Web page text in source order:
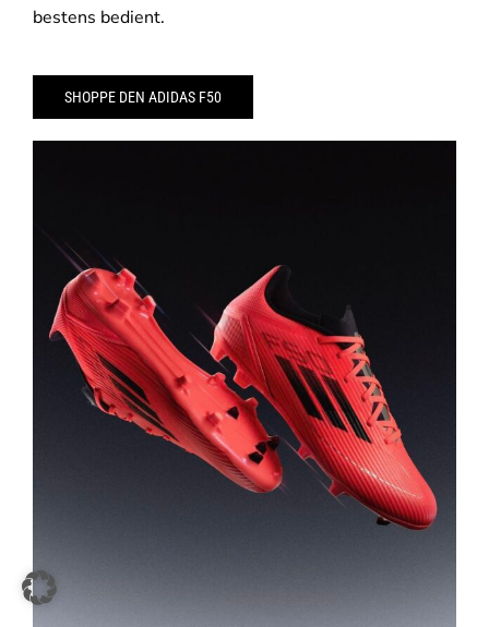
bestens bedient.
SHOPPE DEN ADIDAS F50